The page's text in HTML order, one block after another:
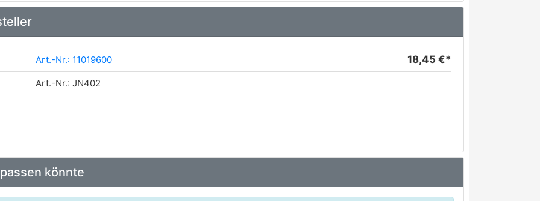
Art.-Nr.: 11019600 18,45 €*
Art.-Nr.: JN402
könnte